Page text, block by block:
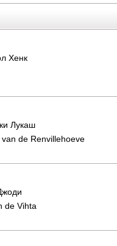
Хенк
Лукаш
de Renvillehoeve
de Vihta